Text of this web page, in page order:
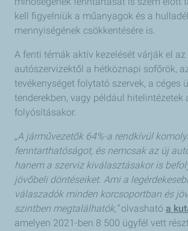
kell figyelniük a műanyagok és a
mennyiségének csökkentésére is.
A fenti témák aktív kezelését várják el az
autószervizektől a hétköznapi sofőrök,
tevékenységet folytató szervek, a céges
tenderekben, vagy például hitelintézetek
folyósításakor.
„A járművezetők 64%-a rendkívül
fenntarthatóságot, és nemcsak az új
hanem a szerviz kiválasztásakor is
jövőbeli döntéseiket. Ami a
válaszadók minden korcsoportban és
szintben megtalálhatók,“olvasható a
amelyen 2021-ben 8 500 ügyfél vett